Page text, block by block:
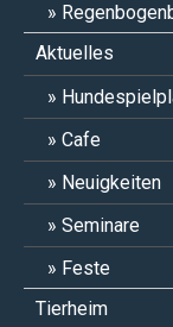
Aktuelles
Cafe
Neuigkeiten
Seminare
Feste
Tierheim